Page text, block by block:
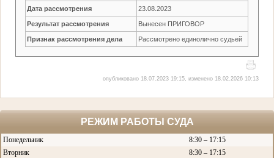
Дата рассмотрения 23.08.2023
Результат рассмотрения Вынесен ПРИГОВОР
Признак рассмотрения дела Рассмотрено единолично судьей
опубликовано 18.07.2023 19:15, изменено 18.02.2026 10:13
РЕЖИМ РАБОТЫ СУДА
Понедельник
8:30 – 17:15
Вторник
8:30 – 17:15